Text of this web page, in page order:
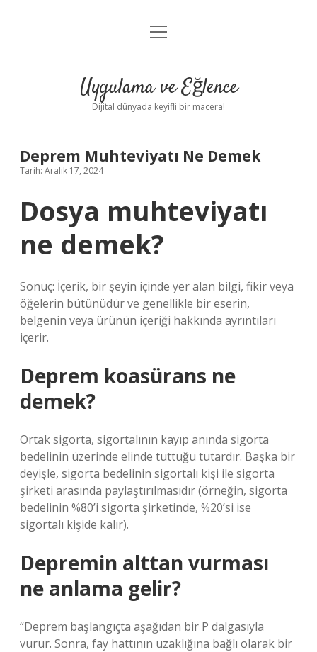
Anasayfa
Yasal Uyarı
menüyü
Uygulama ve Eğlence
Dijital dünyada keyifli bir macera!
Deprem Muhteviyatı Ne Demek
Tarih: Aralık 17, 2024
Dosya muhteviyatı
ne demek?
Sonuç: İçerik, bir şeyin içinde yer alan bilgi, fikir veya
öğelerin bütünüdür ve genellikle bir eserin,
belgenin veya ürünün içeriği hakkında ayrıntıları
içerir.
Deprem koasürans ne
demek?
Ortak sigorta, sigortalının kayıp anında sigorta
bedelinin üzerinde elinde tuttuğu tutardır. Başka bir
deyişle, sigorta bedelinin sigortalı kişi ile sigorta
şirketi arasında paylaştırılmasıdır (örneğin, sigorta
bedelinin %80’i sigorta şirketinde, %20’si ise
sigortalı kişide kalır).
Depremin alttan vurması
ne anlama gelir?
“Deprem başlangıçta aşağıdan bir P dalgasıyla
vurur. Sonra, fay hattının uzaklığına bağlı olarak bir